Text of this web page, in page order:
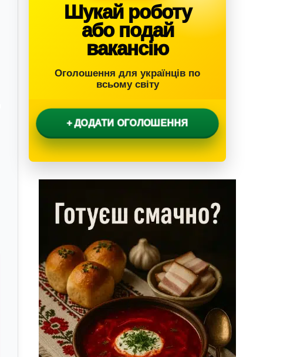
Шукай роботу
або подай
вакансію
Оголошення для українців по
всьому світу
+ ДОДАТИ ОГОЛОШЕННЯ